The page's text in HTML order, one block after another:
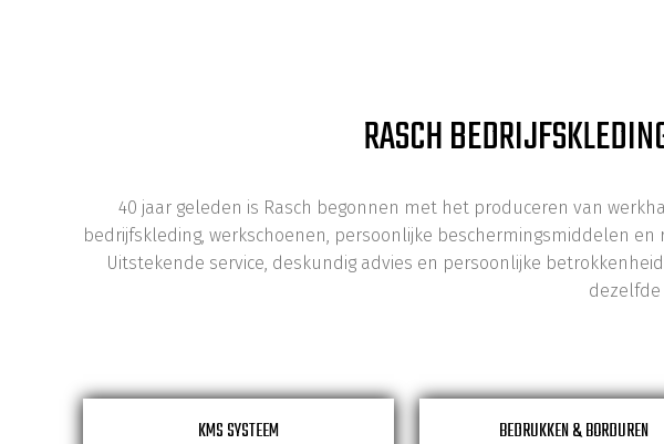
RASCH
40 jaar geleden is Rasch begonnen met het produceren van
bedrijfskleding, werkschoenen, persoonlijke beschermingsmiddelen
Uitstekende service, deskundig advies en persoonlijke
dezelfde
KMS SYSTEEM BEDRUKKEN & BORDUREN